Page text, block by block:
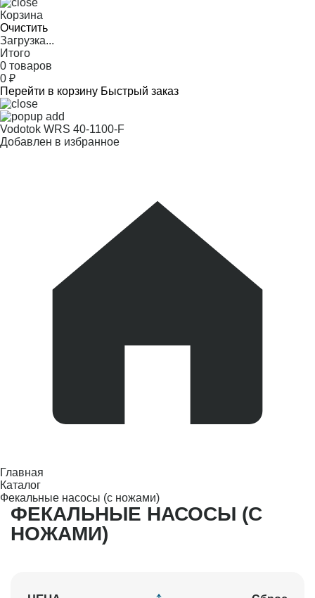
Корзина
Очистить
Загрузка...
Итого
0 товаров
0 ₽
Перейти в корзину Быстрый заказ
Vodotok WRS 40-1100-F
Добавлен в избранное
Главная
Каталог
Фекальные насосы (с ножами)
ФЕКАЛЬНЫЕ НАСОСЫ (С
НОЖАМИ)